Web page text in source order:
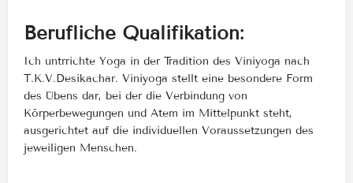
Berufliche Qualifikation:
Ich untrrichte Yoga in der Tradition des Viniyoga nach
T.K.V.Desikachar. Viniyoga stellt eine besondere Form
des Übens dar, bei der die Verbindung von
Körperbewegungen und Atem im Mittelpunkt steht,
ausgerichtet auf die individuellen Voraussetzungen des
jeweiligen Menschen.